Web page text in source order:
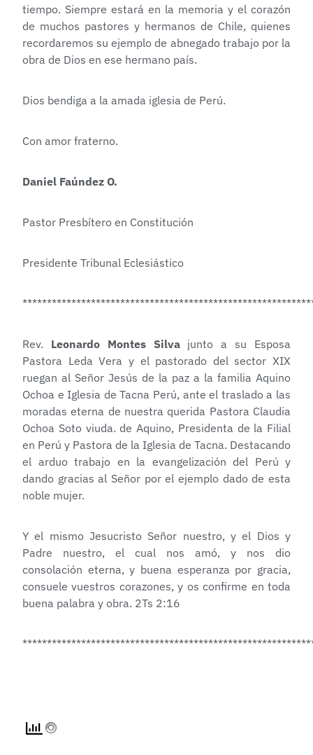
tiempo. Siempre estará en la memoria y el corazón
de muchos pastores y hermanos de Chile, quienes
recordaremos su ejemplo de abnegado trabajo por la
obra de Dios en ese hermano país.
Dios bendiga a la amada iglesia de Perú.
Con amor fraterno.
Daniel Faúndez O.
Pastor Presbítero en Constitución
Presidente Tribunal Eclesiástico
Rev. Leonardo Montes Silvajunto a su Esposa
Pastora Leda Vera y el pastorado del sector XIX
ruegan al Señor Jesús de la paz a la familia Aquino
Ochoa e Iglesia de Tacna Perú, ante el traslado a las
moradas eterna de nuestra querida Pastora Claudia
Ochoa Soto viuda. de Aquino, Presidenta de la Filial
en Perú y Pastora de la Iglesia de Tacna. Destacando
el arduo trabajo en la evangelización del Perú y
dando gracias al Señor por el ejemplo dado de esta
noble mujer.
Y el mismo Jesucristo Señor nuestro, y el Dios y
Padre nuestro, el cual nos amó, y nos dio
consolación eterna, y buena esperanza por gracia,
consuele vuestros corazones, y os confirme en toda
buena palabra y obra. 2Ts 2:16